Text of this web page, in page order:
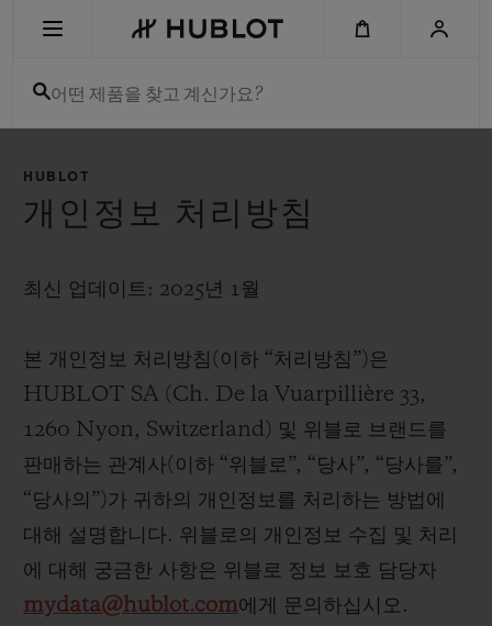
어떤 제품을 찾고 계신가요?
HUBLOT
개인정보 처리방침
최신 업데이트: 2025년 1월
본 개인정보 처리방침(이하 “처리방침”)은
HUBLOT SA (Ch. De la Vuarpillière 33,
1260 Nyon, Switzerland) 및 위블로 브랜드를
판매하는 관계사(이하 “위블로”, “당사”, “당사를”,
“당사의”)가 귀하의 개인정보를 처리하는 방법에
대해 설명합니다. 위블로의 개인정보 수집 및 처리
에 대해 궁금한 사항은 위블로 정보 보호 담당자
mydata@hublot.com에게 문의하십시오.
최근 검색이 없습니다
빅뱅
썸머 멀티 컬러 세라믹
빅뱅
피치 세라믹
스피릿 오브 빅
에센셜 토프
익스클루시브 서비스